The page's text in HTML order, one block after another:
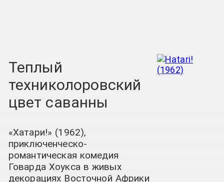
Теплый
техниколоровский
цвет саванны
«Хатари!» (1962),
приключенческо-
романтическая комедия
Говарда Хоукса в живых
декорациях Восточной Африки